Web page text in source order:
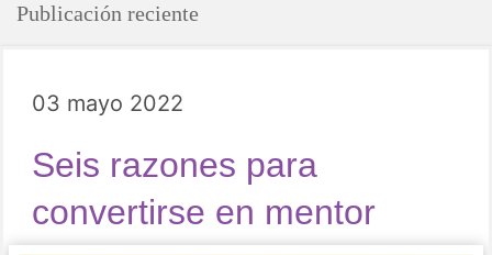
Publicación reciente
03 mayo 2022
Seis razones para
convertirse en mentor